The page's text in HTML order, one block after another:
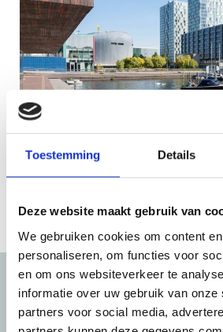
Toestemming Details
Deze website maakt gebruik van
We gebruiken cookies om content
personaliseren, om functies voor
en om ons websiteverkeer te
informatie over uw gebruik van onze
partners voor social media,
NWWI